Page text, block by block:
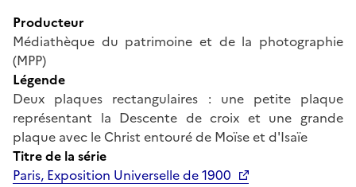
Producteur
Médiathèque du patrimoine et de la photographie
(MPP)
Légende
Deux plaques rectangulaires : une petite plaque
représentant la Descente de croix et une grande
plaque avec le Christ entouré de Moïse et d'Isaïe
Titre de la série
Paris, Exposition Universelle de 1900